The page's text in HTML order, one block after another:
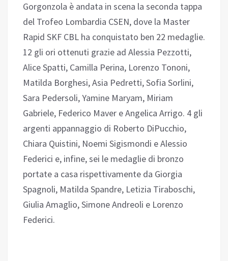
Gorgonzola è andata in scena la seconda tappa
del Trofeo Lombardia CSEN, dove la Master
Rapid SKF CBL ha conquistato ben 22 medaglie.
12 gli ori ottenuti grazie ad Alessia Pezzotti,
Alice Spatti, Camilla Perina, Lorenzo Tononi,
Matilda Borghesi, Asia Pedretti, Sofia Sorlini,
Sara Pedersoli, Yamine Maryam, Miriam
Gabriele, Federico Maver e Angelica Arrigo. 4 gli
argenti appannaggio di Roberto DiPucchio,
Chiara Quistini, Noemi Sigismondi e Alessio
Federici e, infine, sei le medaglie di bronzo
portate a casa rispettivamente da Giorgia
Spagnoli, Matilda Spandre, Letizia Tiraboschi,
Giulia Amaglio, Simone Andreoli e Lorenzo
Federici.